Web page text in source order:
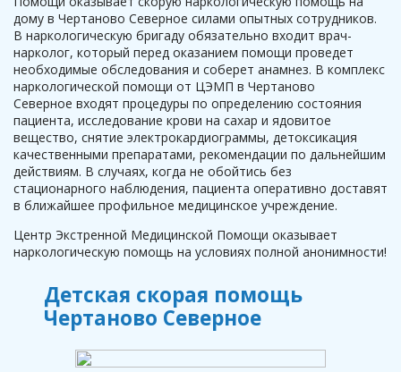
дому в Чертаново Северное силами опытных сотрудников.
В наркологическую бригаду обязательно входит врач-
нарколог, который перед оказанием помощи проведет
необходимые обследования и соберет анамнез. В комплекс
наркологической помощи от ЦЭМП в Чертаново
Северное входят процедуры по определению состояния
пациента, исследование крови на сахар и ядовитое
вещество, снятие электрокардиограммы, детоксикация
качественными препаратами, рекомендации по дальнейшим
действиям. В случаях, когда не обойтись без
стационарного наблюдения, пациента оперативно доставят
в ближайшее профильное медицинское учреждение.
Центр Экстренной Медицинской Помощи оказывает
наркологическую помощь на условиях полной анонимности!
Детская скорая помощь
Чертаново Северное